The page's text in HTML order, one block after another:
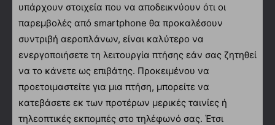
υπάρχουν στοιχεία που να αποδεικνύουν ότι οι
παρεμβολές από smartphone θα προκαλέσουν
συντριβή αεροπλάνων, είναι καλύτερο να
ενεργοποιήσετε τη λειτουργία πτήσης εάν σας ζητηθεί
να το κάνετε ως επιβάτης. Προκειμένου να
προετοιμαστείτε για μια πτήση, μπορείτε να
κατεβάσετε εκ των προτέρων μερικές ταινίες ή
τηλεοπτικές εκπομπές στο τηλέφωνό σας. Έτσι